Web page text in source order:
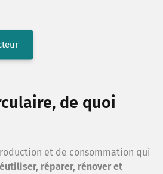
de quoi
et de consommation qui
réparer, rénover et